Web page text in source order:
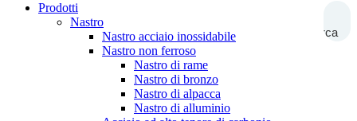
Ricerca
Prodotti
Nastro
Nastro acciaio inossidabile
Nastro non ferroso
Nastro di rame
Nastro di bronzo
Nastro di alpacca
Nastro di alluminio